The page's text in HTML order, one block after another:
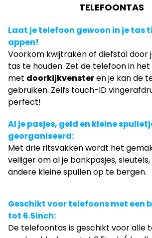
TELEFOONTAS
Laat je telefoon gewoon in je tas
appen!
Voorkom kwijtraken of diefstal door
tas te houden. Zet de telefoon in
met doorkijkvensteren je kan de
gebruiken. Zelfs touch-ID
perfect!
Al je pasjes, geld en kleine
georganiseerd:
Met drie ritsvakken wordt het
veiliger om al je bankpasjes,
andere kleine spullen op te bergen.
Geschikt voor telefoons met een
tot 6.5inch:
De telefoontas is geschikt voor alle